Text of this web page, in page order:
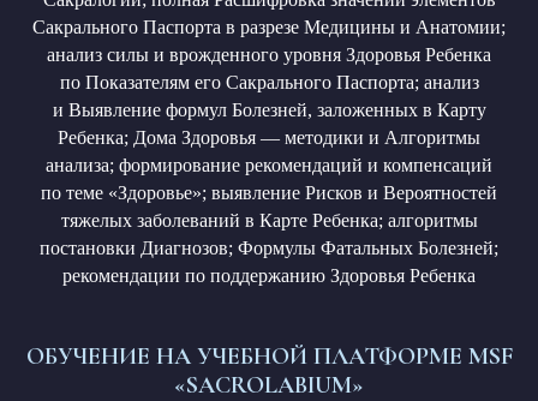
Сакрального Паспорта в разрезе Медицины и Анатомии;
анализ силы и врожденного уровня Здоровья Ребенка
по Показателям его Сакрального Паспорта; анализ
и Выявление формул Болезней, заложенных в Карту
Ребенка; Дома Здоровья — методики и Алгоритмы
анализа; формирование рекомендаций и компенсаций
по теме «Здоровье»; выявление Рисков и Вероятностей
тяжелых заболеваний в Карте Ребенка; алгоритмы
постановки Диагнозов; Формулы Фатальных Болезней;
рекомендации по поддержанию Здоровья Ребенка
ОБУЧЕНИЕ НА УЧЕБНОЙ ПЛАТФОРМЕ MSF
«SACROLABIUM»